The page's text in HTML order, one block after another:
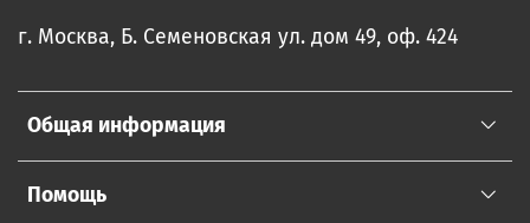
Общая информация
Помощь
г. Москва, Б. Семеновская ул. дом 49, оф. 424